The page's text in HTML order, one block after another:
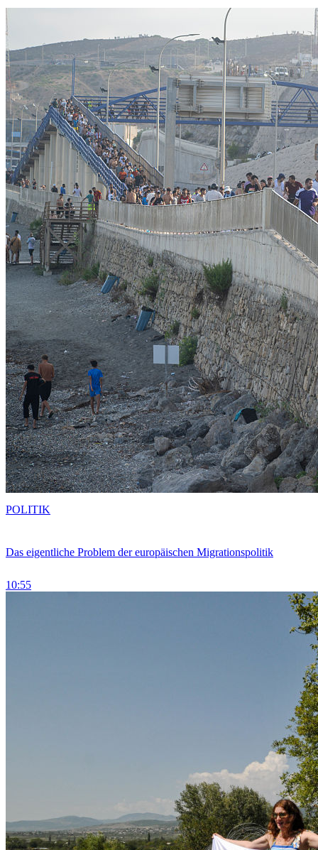
Das eigentliche Problem der europäischen Migrationspolitik
10:55
POLITIK